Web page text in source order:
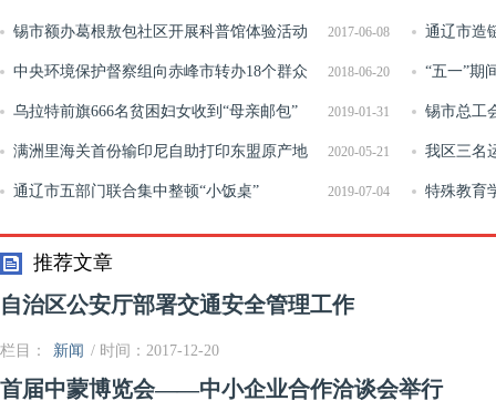
2017-06-08
锡市额办葛根敖包社区开展科普馆体验活动 通辽市造
展
2018-06-20
中央环境保护督察组向赤峰市转办18个群众
举报案件 赤峰市已调查完毕16个
“五一”期
2019-01-31
乌拉特前旗666名贫困妇女收到“母亲邮包” 锡市总工
2020-05-21
满洲里海关首份输印尼自助打印东盟原产地
证书签发
我区三名
赛资格
2019-07-04
通辽市五部门联合集中整顿“小饭桌” 特殊教育
推荐文章
自治区公安厅部署交通安全管理工作
栏目： 新闻 / 时间：2017-12-20
首届中蒙博览会——中小企业合作洽谈会举行